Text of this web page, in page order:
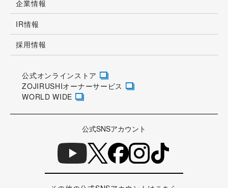
企業情報
IR情報
採用情報
公式オンラインストア
ZOJIRUSHIオーナーサービス
WORLD WIDE
公式SNSアカウント